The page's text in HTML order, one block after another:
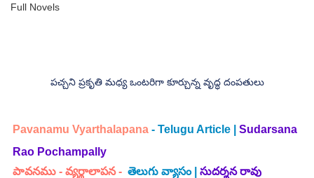
Full Novels
పచ్చని ప్రకృతి మధ్య ఒంటరిగా కూర్చున్న వృద్ధ దంపతులు
Pavanamu Vyarthalapana - Telugu Article | Sudarsana
Rao Pochampally
పావనము - వ్యర్థాలాపన - తెలుగు వ్యాసం | సుదర్శన రావు